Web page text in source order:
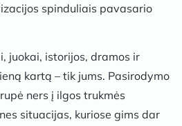
spinduliais pavasario
juokai, istorijos, dramos ir
kartą – tik jums. Pasirodymo
ners į ilgos trukmės
situacijas, kuriose gims dar